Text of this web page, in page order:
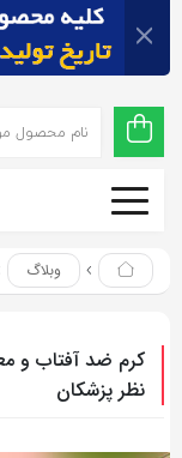
اشتراک
با
از
زیر
صفحه
وبلاگ
نظر پزشکان
اشتراک
گذاری
با
از
صفحه